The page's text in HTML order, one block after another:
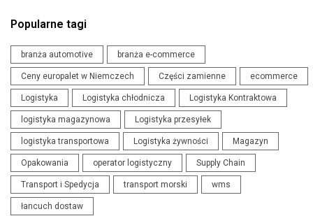
Popularne tagi
branża automotive branża e-commerce
Ceny europalet w Niemczech Części zamienne ecommerce
Logistyka Logistyka chłodnicza Logistyka Kontraktowa
logistyka magazynowa Logistyka przesyłek
logistyka transportowa Logistyka żywności Magazyn
Opakowania operator logistyczny Supply Chain
Transport i Spedycja transport morski wms
łancuch dostaw